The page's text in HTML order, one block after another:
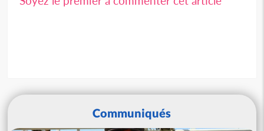
Communiqués